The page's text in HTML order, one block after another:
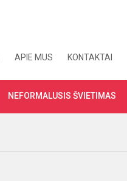
APIE MUS KONTAKTAI
NEFORMALUSIS ŠVIETIMAS